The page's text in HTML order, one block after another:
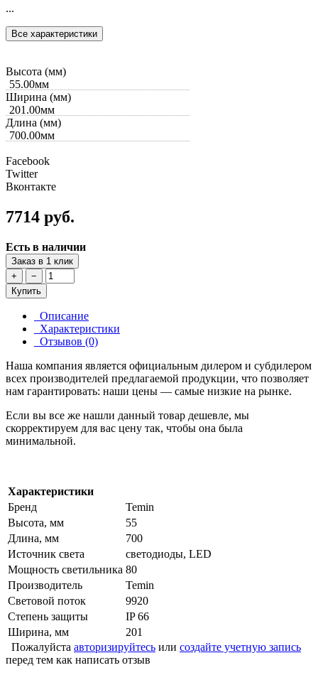
...
Все характеристики
Высота (мм)
55.00мм
Ширина (мм)
201.00мм
Длина (мм)
700.00мм
Facebook
Twitter
Вконтакте
7714 руб.
Есть в наличии
Заказ в 1 клик
+
−
Купить
Описание
Характеристики
Отзывов (0)
Наша компания является официальным дилером и субдилером
всех производителей предлагаемой продукции, что позволяет
нам гарантировать: наши цены — самые низкие на рынке.
Если вы все же нашли данный товар дешевле, мы
скорректируем для вас цену так, чтобы она была
минимальной.
Характеристики
Бренд
Temin
Высота, мм
55
Длина, мм
700
Источник света
светодиоды, LED
Мощность светильника 80
Производитель
Temin
Световой поток
9920
Степень защиты
IP 66
Ширина, мм
201
Пожалуйста авторизируйтесь или создайте учетную запись
перед тем как написать отзыв